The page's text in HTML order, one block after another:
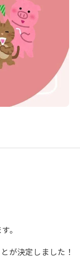
。
が決定しました！